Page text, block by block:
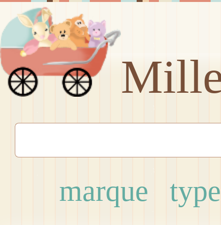
marque type